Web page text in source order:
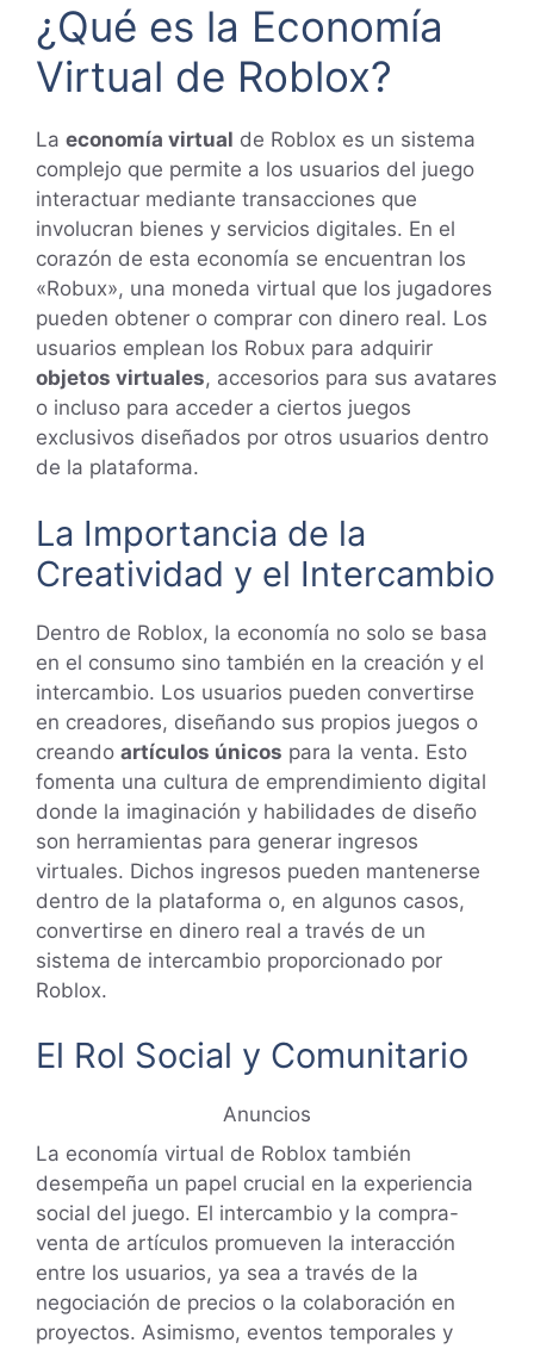
¿Qué es la Economía
Virtual de Roblox?
La economía virtual de Roblox es un sistema
complejo que permite a los usuarios del juego
interactuar mediante transacciones que
involucran bienes y servicios digitales. En el
corazón de esta economía se encuentran los
«Robux», una moneda virtual que los jugadores
pueden obtener o comprar con dinero real. Los
usuarios emplean los Robux para adquirir
objetos virtuales, accesorios para sus avatares
o incluso para acceder a ciertos juegos
exclusivos diseñados por otros usuarios dentro
de la plataforma.
La Importancia de la
Creatividad y el Intercambio
Dentro de Roblox, la economía no solo se basa
en el consumo sino también en la creación y el
intercambio. Los usuarios pueden convertirse
en creadores, diseñando sus propios juegos o
creando artículos únicos para la venta. Esto
fomenta una cultura de emprendimiento digital
donde la imaginación y habilidades de diseño
son herramientas para generar ingresos
virtuales. Dichos ingresos pueden mantenerse
dentro de la plataforma o, en algunos casos,
convertirse en dinero real a través de un
sistema de intercambio proporcionado por
Roblox.
El Rol Social y Comunitario
Anuncios
La economía virtual de Roblox también
desempeña un papel crucial en la experiencia
social del juego. El intercambio y la compra-
venta de artículos promueven la interacción
entre los usuarios, ya sea a través de la
negociación de precios o la colaboración en
proyectos. Asimismo, eventos temporales y